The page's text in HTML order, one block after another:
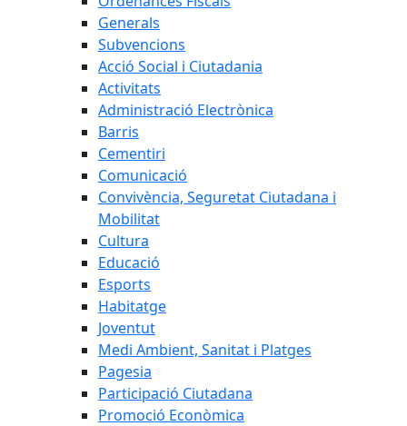
Generals
Subvencions
Acció Social i Ciutadania
Activitats
Administració Electrònica
Barris
Cementiri
Comunicació
Convivència, Seguretat Ciutadana i
Mobilitat
Cultura
Educació
Esports
Habitatge
Joventut
Medi Ambient, Sanitat i Platges
Pagesia
Participació Ciutadana
Promoció Econòmica